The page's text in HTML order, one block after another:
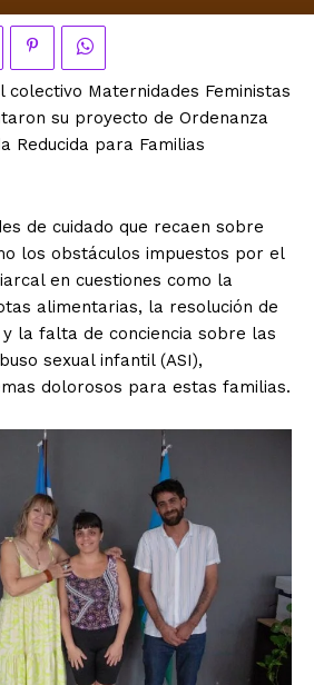
colectivo Maternidades Feministas
su proyecto de Ordenanza
Reducida para Familias
de cuidado que recaen sobre
los obstáculos impuestos por el
en cuestiones como la
alimentarias, la resolución de
la falta de conciencia sobre las
sexual infantil (ASI),
dolorosos para estas familias.